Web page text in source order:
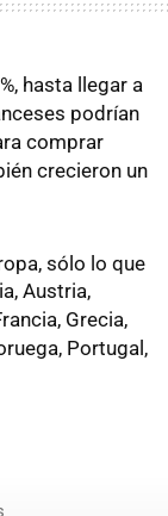
hasta llegar a
podrían
comprar
crecieron un
sólo lo que
Austria,
Grecia,
Portugal,